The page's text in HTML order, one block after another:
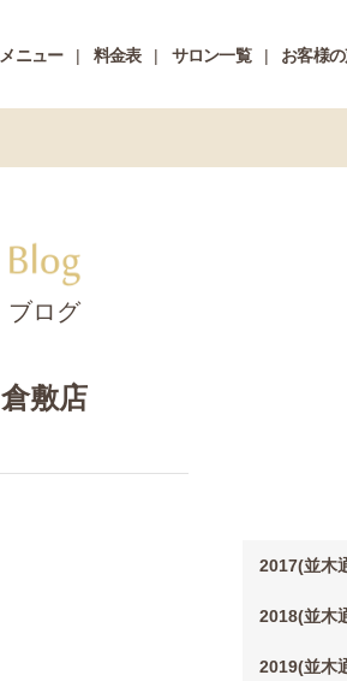
メニュー 料金表 サロン一覧 お客様
ブログ
倉敷店
2017(並木
2018(並木
2019(並木